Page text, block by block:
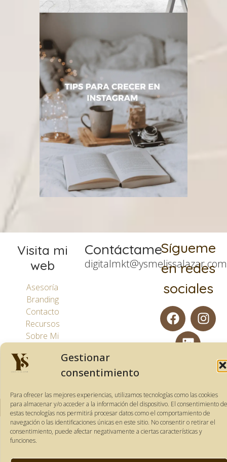
Gestionar
consentimiento
Para ofrecer las mejores experiencias, utilizamos tecnologías como las cookies
para almacenar y/o acceder a la información del dispositivo. El consentimiento de
estas tecnologías nos permitirá procesar datos como el comportamiento de
navegación o las identificaciones únicas en este sitio. No consentir o retirar el
consentimiento, puede afectar negativamente a ciertas características y
funciones.
Visita mi
web
Asesoría
Branding
Contacto
Recursos
Sobre Mi
Manager
Contáctame
digitalmkt@ysmelissalazar.com
Sígueme
en redes
sociales
Copyright © Todos los Derechos Reservados – Ysmelis Salazar